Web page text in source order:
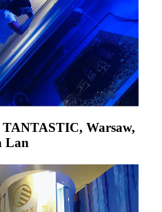
Warsaw,
Lan